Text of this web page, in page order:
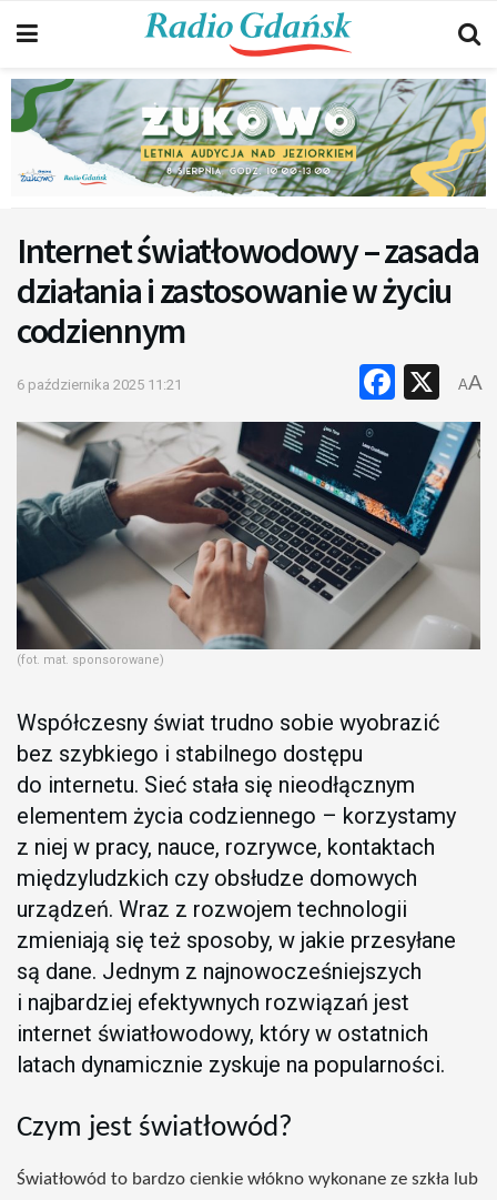
Internet światłowodowy – zasada
działania i zastosowanie w życiu
codziennym
6 października 2025 11:21 X
AA
(fot. mat. sponsorowane)
Współczesny świat trudno sobie wyobrazić
bez szybkiego i stabilnego dostępu
do internetu. Sieć stała się nieodłącznym
elementem życia codziennego – korzystamy
z niej w pracy, nauce, rozrywce, kontaktach
międzyludzkich czy obsłudze domowych
urządzeń. Wraz z rozwojem technologii
zmieniają się też sposoby, w jakie przesyłane
są dane. Jednym z najnowocześniejszych
i najbardziej efektywnych rozwiązań jest
internet światłowodowy, który w ostatnich
latach dynamicznie zyskuje na popularności.
Czym jest światłowód?
Światłowód to bardzo cienkie włókno wykonane ze szkła lub